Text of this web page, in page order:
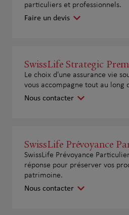
particuliers et professionnels.
Faire un devis
SwissLife Strategic
Le choix d'une assurance vie
vous accompagne tout au long
Nous contacter
SwissLife Prévoyance
SwissLife Prévoyance
réponse pour préserver vos
patrimoine.
Nous contacter